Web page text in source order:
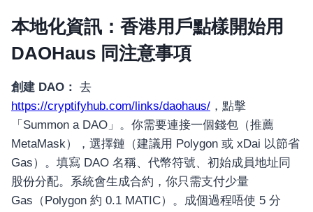
本地化資訊：香港用戶點樣開始用
DAOHaus 同注意事項
創建 DAO： 去
https://cryptifyhub.com/links/daohaus/ ，點擊
「Summon a DAO」。你需要連接一個錢包（推薦
MetaMask），選擇鏈（建議用 Polygon 或 xDai 以節省
Gas）。填寫 DAO 名稱、代幣符號、初始成員地址同
股份分配。系統會生成合約，你只需支付少量
Gas（Polygon 約 0.1 MATIC）。成個過程唔使 5 分